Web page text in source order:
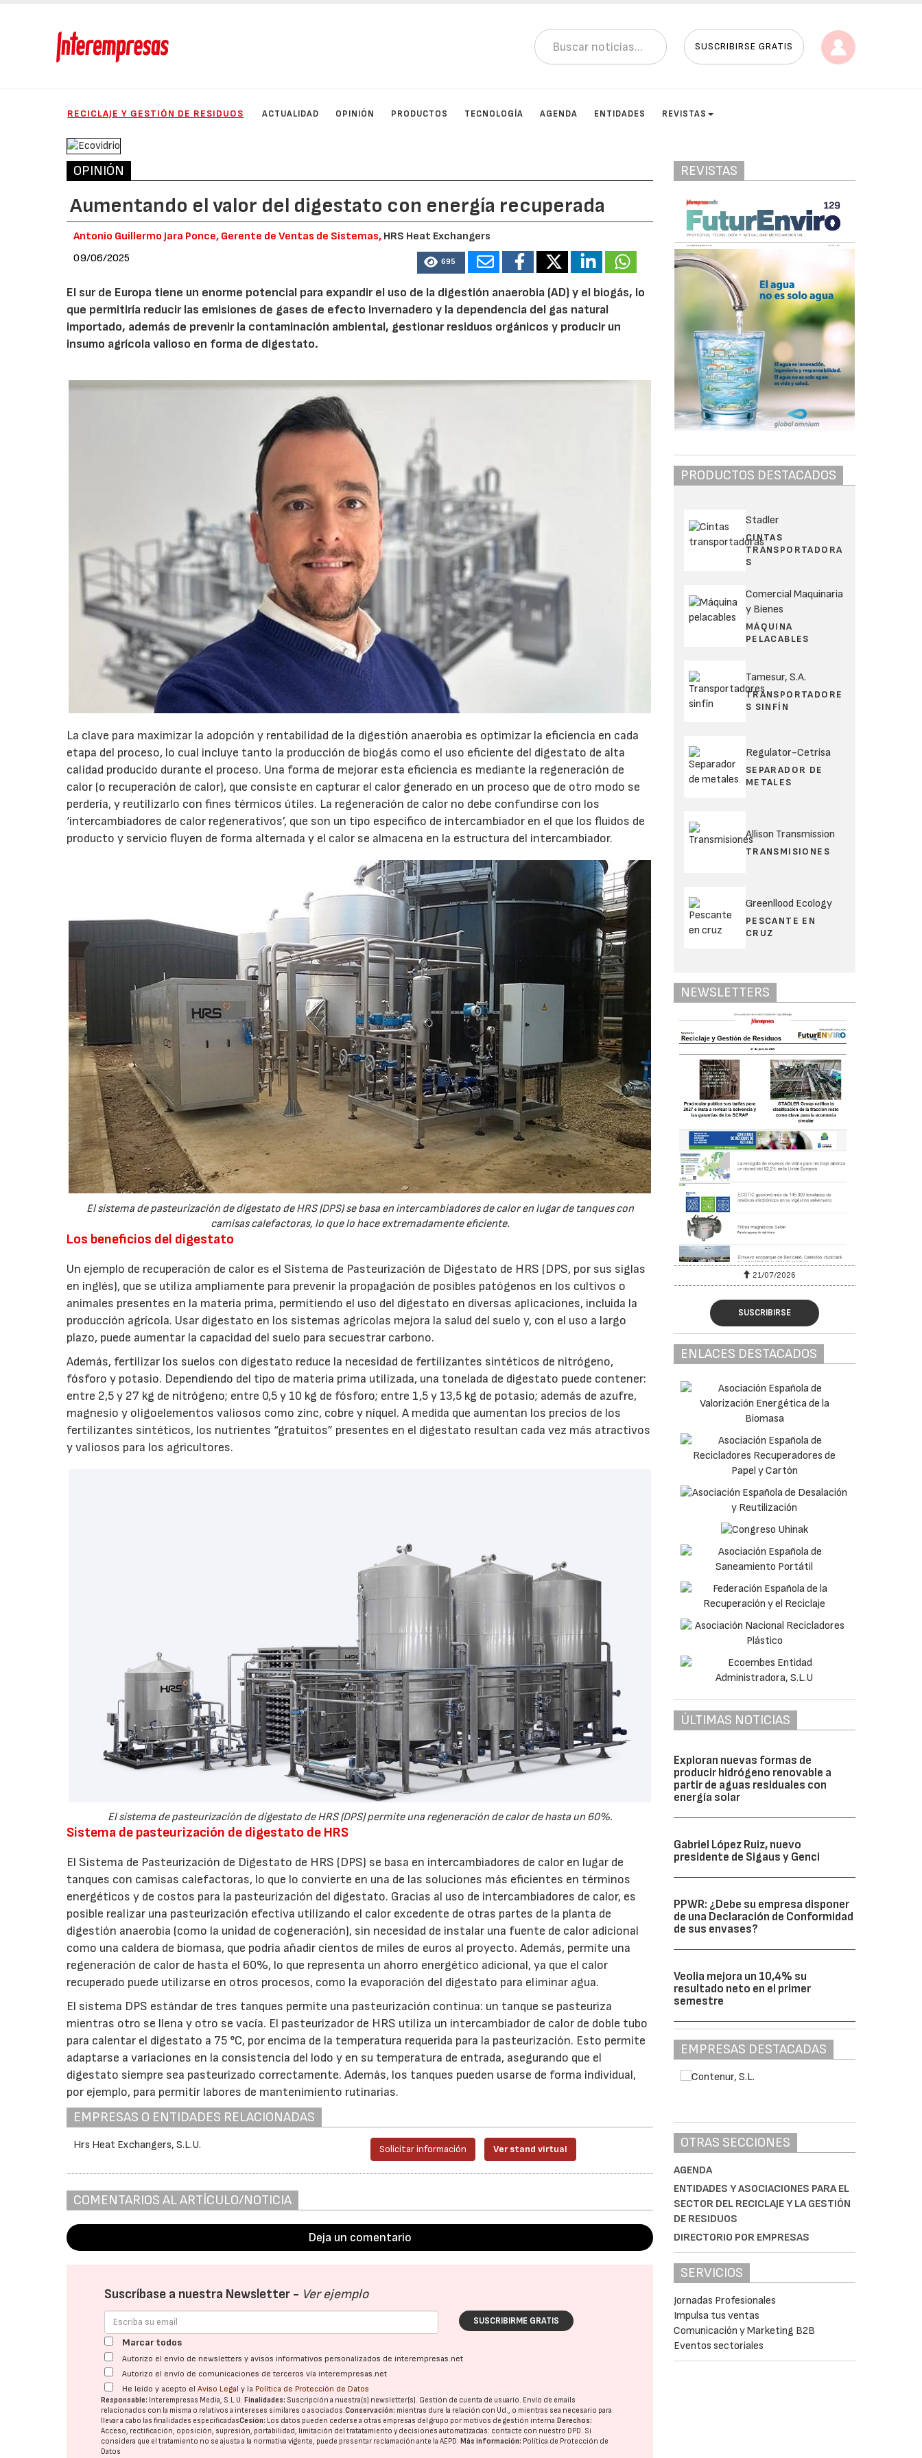
SUSCRIBIRSE GRATIS
RECICLAJE Y GESTIÓN DE RESIDUOS ACTUALIDAD OPINIÓN PRODUCTOS TECNOLOGÍA AGENDA ENTIDADES REVISTAS
OPINIÓN
Aumentando el valor del digestato con energía recuperada
Antonio Guillermo Jara Ponce, Gerente de Ventas de Sistemas, HRS Heat Exchangers
09/06/2025
695
El sur de Europa tiene un enorme potencial para expandir el uso de la digestión anaerobia (AD) y el biogás, lo
que permitiría reducir las emisiones de gases de efecto invernadero y la dependencia del gas natural
importado, además de prevenir la contaminación ambiental, gestionar residuos orgánicos y producir un
insumo agrícola valioso en forma de digestato.
La clave para maximizar la adopción y rentabilidad de la digestión anaerobia es optimizar la eficiencia en cada
etapa del proceso, lo cual incluye tanto la producción de biogás como el uso eficiente del digestato de alta
calidad producido durante el proceso. Una forma de mejorar esta eficiencia es mediante la regeneración de
calor (o recuperación de calor), que consiste en capturar el calor generado en un proceso que de otro modo se
perdería, y reutilizarlo con fines térmicos útiles. La regeneración de calor no debe confundirse con los
‘intercambiadores de calor regenerativos’, que son un tipo específico de intercambiador en el que los fluidos de
producto y servicio fluyen de forma alternada y el calor se almacena en la estructura del intercambiador.
El sistema de pasteurización de digestato de HRS (DPS) se basa en intercambiadores de calor en lugar de tanques con
camisas calefactoras, lo que lo hace extremadamente eficiente.
Los beneficios del digestato
Un ejemplo de recuperación de calor es el Sistema de Pasteurización de Digestato de HRS (DPS, por sus siglas
en inglés), que se utiliza ampliamente para prevenir la propagación de posibles patógenos en los cultivos o
animales presentes en la materia prima, permitiendo el uso del digestato en diversas aplicaciones, incluida la
producción agrícola. Usar digestato en los sistemas agrícolas mejora la salud del suelo y, con el uso a largo
plazo, puede aumentar la capacidad del suelo para secuestrar carbono.
Además, fertilizar los suelos con digestato reduce la necesidad de fertilizantes sintéticos de nitrógeno,
fósforo y potasio. Dependiendo del tipo de materia prima utilizada, una tonelada de digestato puede contener:
entre 2,5 y 27 kg de nitrógeno; entre 0,5 y 10 kg de fósforo; entre 1,5 y 13,5 kg de potasio; además de azufre,
magnesio y oligoelementos valiosos como zinc, cobre y níquel. A medida que aumentan los precios de los
fertilizantes sintéticos, los nutrientes “gratuitos” presentes en el digestato resultan cada vez más atractivos
y valiosos para los agricultores.
El sistema de pasteurización de digestato de HRS (DPS) permite una regeneración de calor de hasta un 60%.
Sistema de pasteurización de digestato de HRS
El Sistema de Pasteurización de Digestato de HRS (DPS) se basa en intercambiadores de calor en lugar de
tanques con camisas calefactoras, lo que lo convierte en una de las soluciones más eficientes en términos
energéticos y de costos para la pasteurización del digestato. Gracias al uso de intercambiadores de calor, es
posible realizar una pasteurización efectiva utilizando el calor excedente de otras partes de la planta de
digestión anaerobia (como la unidad de cogeneración), sin necesidad de instalar una fuente de calor adicional
como una caldera de biomasa, que podría añadir cientos de miles de euros al proyecto. Además, permite una
regeneración de calor de hasta el 60%, lo que representa un ahorro energético adicional, ya que el calor
recuperado puede utilizarse en otros procesos, como la evaporación del digestato para eliminar agua.
El sistema DPS estándar de tres tanques permite una pasteurización continua: un tanque se pasteuriza
mientras otro se llena y otro se vacía. El pasteurizador de HRS utiliza un intercambiador de calor de doble tubo
para calentar el digestato a 75 °C, por encima de la temperatura requerida para la pasteurización. Esto permite
adaptarse a variaciones en la consistencia del lodo y en su temperatura de entrada, asegurando que el
digestato siempre sea pasteurizado correctamente. Además, los tanques pueden usarse de forma individual,
por ejemplo, para permitir labores de mantenimiento rutinarias.
EMPRESAS O ENTIDADES RELACIONADAS
Hrs Heat Exchangers, S.L.U. Solicitar información Ver stand virtual
COMENTARIOS AL ARTÍCULO/NOTICIA
Deja un comentario
Suscríbase a nuestra Newsletter - Ver ejemplo
SUSCRIBIRME GRATIS
Marcar todos
Autorizo el envío de newsletters y avisos informativos personalizados de interempresas.net
Autorizo el envío de comunicaciones de terceros vía interempresas.net
He leído y acepto elAviso Legal y la Política de Protección de Datos
Responsable: Interempresas Media, S.L.U.Finalidades: Suscripción a nuestra(s) newsletter(s). Gestión de cuenta de usuario. Envío de emails
relacionados con la misma o relativos a intereses similares o asociados.Conservación: mientras dure la relación con Ud., o mientras sea necesario para
llevar a cabo las finalidades especificadasCesión: Los datos pueden cederse a otras empresas del grupo por motivos de gestión interna.Derechos:
Acceso, rectificación, oposición, supresión, portabilidad, limitación del tratatamiento y decisiones automatizadas: contacte con nuestro DPD. Si
considera que el tratamiento no se ajusta a la normativa vigente, puede presentar reclamación ante laAEPD.Más información: Política de Protección de
Datos
REVISTAS
PRODUCTOS DESTACADOS
Stadler
CINTAS
TRANSPORTADORA
S
Comercial Maquinaria
y Bienes
MÁQUINA
PELACABLES
Tamesur, S.A.
TRANSPORTADORE
S SINFÍN
Regulator-Cetrisa
SEPARADOR DE
METALES
Allison Transmission
TRANSMISIONES
Greenllood Ecology
PESCANTE EN
CRUZ
NEWSLETTERS
21/07/2026 28/07/2026 21/07/2026
SUSCRIBIRSE
ENLACES DESTACADOS
ÚLTIMAS NOTICIAS
Exploran nuevas formas de
producir hidrógeno renovable a
partir de aguas residuales con
energía solar
Gabriel López Ruiz, nuevo
presidente de Sigaus y Genci
PPWR: ¿Debe su empresa disponer
de una Declaración de Conformidad
de sus envases?
Veolia mejora un 10,4% su
resultado neto en el primer
semestre
EMPRESAS DESTACADAS
OTRAS SECCIONES
AGENDA
ENTIDADES Y ASOCIACIONES PARA EL
SECTOR DEL RECICLAJE Y LA GESTIÓN
DE RESIDUOS
DIRECTORIO POR EMPRESAS
SERVICIOS
Jornadas Profesionales
Impulsa tus ventas
Comunicación y Marketing B2B
Eventos sectoriales